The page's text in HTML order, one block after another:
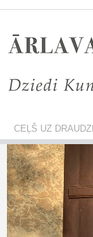
CEĻŠ UZ DRAUDZI